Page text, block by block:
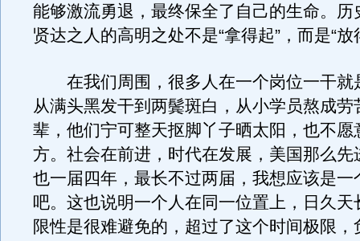
能够激流勇退，最终保全了自己的生命。历
贤达之人的高明之处不是“拿得起”，而是“放
在我们周围，很多人在一个岗位一干就
从满头黑发干到两鬓斑白，从小学员熬成劳
辈，他们宁可整天抠脚丫子晒太阳，也不愿
方。社会在前进，时代在发展，美国那么先
也一届四年，最长不过两届，我想应该是一
吧。这也说明一个人在同一位置上，日久天
限性是很难避免的，超过了这个时间极限，